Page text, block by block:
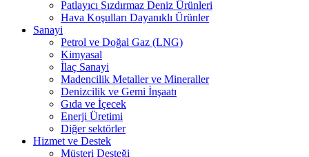
Patlayıcı Sızdırmaz Deniz Ürünleri
Hava Koşulları Dayanıklı Ürünler
Sanayi
Petrol ve Doğal Gaz (LNG)
Kimyasal
İlaç Sanayi
Madencilik Metaller ve Mineraller
Denizcilik ve Gemi İnşaatı
Gıda ve İçecek
Enerji Üretimi
Diğer sektörler
Hizmet ve Destek
Müşteri Desteği